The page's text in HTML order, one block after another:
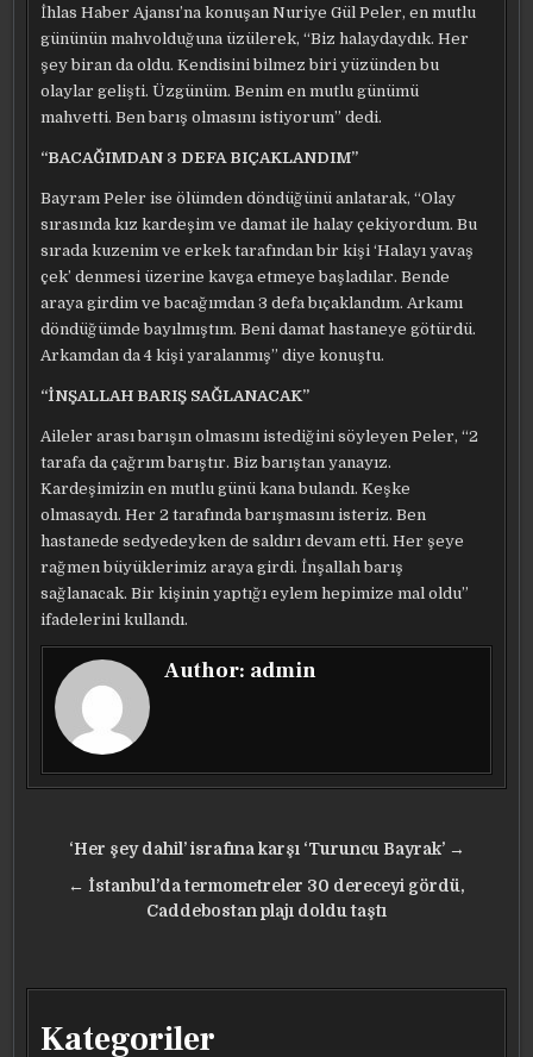
İhlas Haber Ajansı’na konuşan Nuriye Gül Peler, en mutlu
gününün mahvolduğuna üzülerek, “Biz halaydaydık. Her
şey biran da oldu. Kendisini bilmez biri yüzünden bu
olaylar gelişti. Üzgünüm. Benim en mutlu günümü
mahvetti. Ben barış olmasını istiyorum” dedi.
“BACAĞIMDAN 3 DEFA BIÇAKLANDIM”
Bayram Peler ise ölümden döndüğünü anlatarak, “Olay
sırasında kız kardeşim ve damat ile halay çekiyordum. Bu
sırada kuzenim ve erkek tarafından bir kişi ‘Halayı yavaş
çek’ denmesi üzerine kavga etmeye başladılar. Bende
araya girdim ve bacağımdan 3 defa bıçaklandım. Arkamı
döndüğümde bayılmıştım. Beni damat hastaneye götürdü.
Arkamdan da 4 kişi yaralanmış” diye konuştu.
“İNŞALLAH BARIŞ SAĞLANACAK”
Aileler arası barışın olmasını istediğini söyleyen Peler, “2
tarafa da çağrım barıştır. Biz barıştan yanayız.
Kardeşimizin en mutlu günü kana bulandı. Keşke
olmasaydı. Her 2 tarafında barışmasını isteriz. Ben
hastanede sedyedeyken de saldırı devam etti. Her şeye
rağmen büyüklerimiz araya girdi. İnşallah barış
sağlanacak. Bir kişinin yaptığı eylem hepimize mal oldu”
ifadelerini kullandı.
Author: admin
Yazı
gezinmesi
‘Her şey dahil’ israfına karşı ‘Turuncu Bayrak’ →
← İstanbul’da termometreler 30 dereceyi gördü,
Caddebostan plajı doldu taştı
Kategoriler